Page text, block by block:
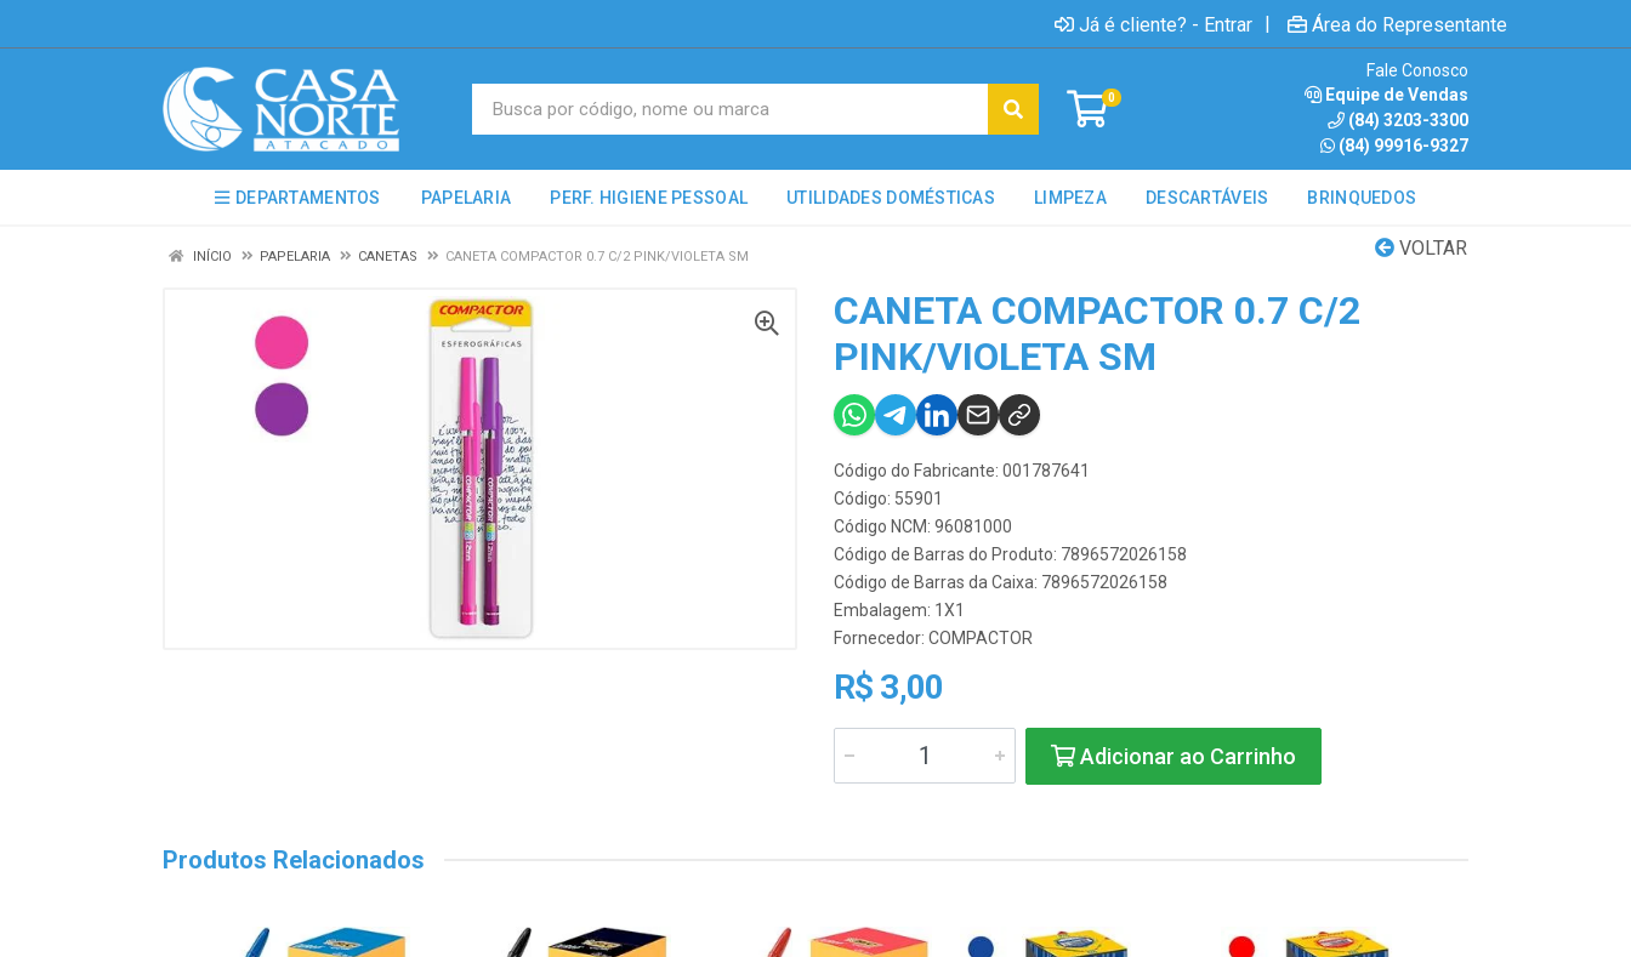
Já é cliente? - Entrar | Área do Representante
0
Fale Conosco
Equipe de Vendas
(84) 3203-3300
(84) 99916-9327
DEPARTAMENTOS PAPELARIA PERF. HIGIENE PESSOAL UTILIDADES DOMÉSTICAS LIMPEZA DESCARTÁVEIS BRINQUEDOS
VOLTAR
INÍCIO PAPELARIA CANETAS CANETA COMPACTOR 0.7 C/2 PINK/VIOLETA SM
CANETA COMPACTOR 0.7 C/2
PINK/VIOLETA SM
Código do Fabricante: 001787641
Código: 55901
Código NCM: 96081000
Código de Barras do Produto: 7896572026158
Código de Barras da Caixa: 7896572026158
Embalagem: 1X1
Fornecedor: COMPACTOR
R$ 3,00
Adicionar ao Carrinho
Produtos Relacionados